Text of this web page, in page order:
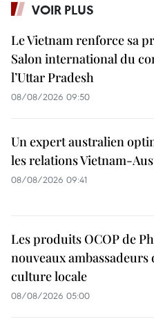
VOIR PLUS
Le Vietnam renforce sa
Salon international du
l’Uttar Pradesh
08/08/2026 09:50
Un expert australien
les relations Vietnam-
08/08/2026 09:41
Les produits OCOP de
nouveaux ambassadeurs
culture locale
08/08/2026 05:00